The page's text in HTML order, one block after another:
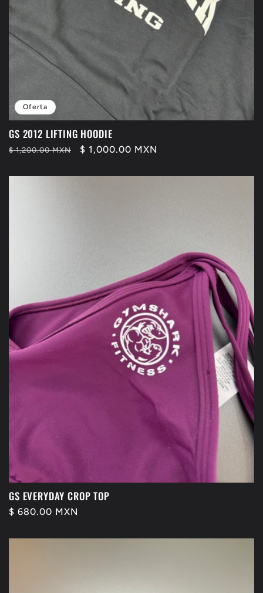
Oferta
GS 2012 LIFTING HOODIE
Precio
$ 1,200.00 MXN
Precio
oferta
$ 1,000.00 MXN
GS EVERYDAY CROP TOP
Precio
$ 680.00 MXN